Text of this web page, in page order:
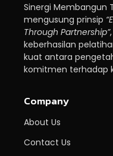
Sinergi Membangun
mengusung prinsip
Through Partnership”
keberhasilan
kuat antara
komitmen terhadap
Company
About Us
Contact Us